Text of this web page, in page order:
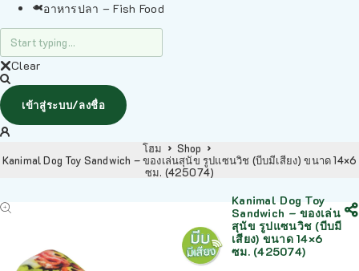
อาหารปลา – Fish Food
Clear
เข้าสู่ระบบ/ลงชื่อ
โฮม
Shop
Kanimal Dog Toy Sandwich – ของเล่นสุนัข รูปแซนวิช (บีบมีเสียง) ขนาด 14×6
ซม. (425074)
Kanimal Dog Toy
Sandwich – ของเล่น
สุนัข รูปแซนวิช (บีบมี
เสียง) ขนาด 14×6
ซม. (425074)